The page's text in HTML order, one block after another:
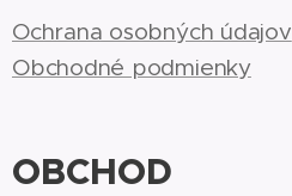
Ochrana osobných údajov
Obchodné podmienky
OBCHOD